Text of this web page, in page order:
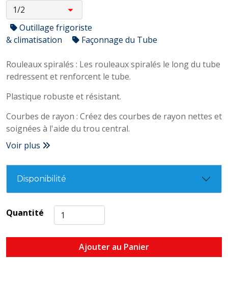
Outillage frigoriste
& climatisation
Façonnage du Tube
Rouleaux spiralés : Les rouleaux spiralés le long du tube
redressent et renforcent le tube.
Plastique robuste et résistant.
Courbes de rayon : Créez des courbes de rayon nettes et
soignées à l'aide du trou central.
Voir plus
Disponibilité
Quantité
Ajouter au Panier